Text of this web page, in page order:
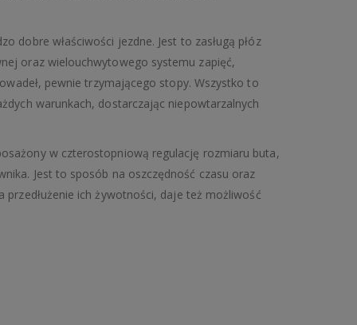
dobre właściwości jezdne. Jest to zasługą płóz
oraz wielouchwytowego systemu zapięć,
pewnie trzymającego stopy. Wszystko to
warunkach, dostarczając niepowtarzalnych
w czterostopniową regulację rozmiaru buta,
Jest to sposób na oszczędność czasu oraz
ich żywotności, daje też możliwość